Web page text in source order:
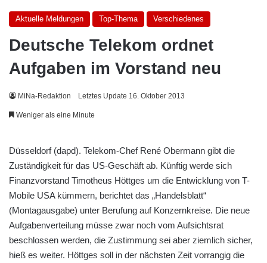
Aktuelle Meldungen Top-Thema Verschiedenes
Deutsche Telekom ordnet
Aufgaben im Vorstand neu
MiNa-Redaktion Letztes Update 16. Oktober 2013
Weniger als eine Minute
Düsseldorf (dapd). Telekom-Chef René Obermann gibt die
Zuständigkeit für das US-Geschäft ab. Künftig werde sich
Finanzvorstand Timotheus Höttges um die Entwicklung von T-
Mobile USA kümmern, berichtet das „Handelsblatt“
(Montagausgabe) unter Berufung auf Konzernkreise. Die neue
Aufgabenverteilung müsse zwar noch vom Aufsichtsrat
beschlossen werden, die Zustimmung sei aber ziemlich sicher,
hieß es weiter. Höttges soll in der nächsten Zeit vorrangig die